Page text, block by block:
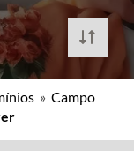
» Campo